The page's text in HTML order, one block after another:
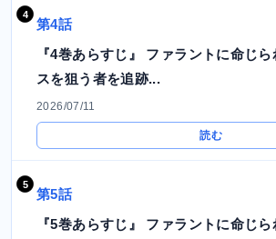
第4話
『4巻あらすじ』 ファラントに命じ
スを狙う者を追跡...
2026/07/11
読む
第5話
『5巻あらすじ』 ファラントに命じ